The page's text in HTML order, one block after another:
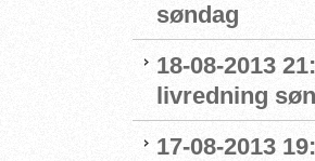
søndag
18-08-2013
livredning
17-08-2013